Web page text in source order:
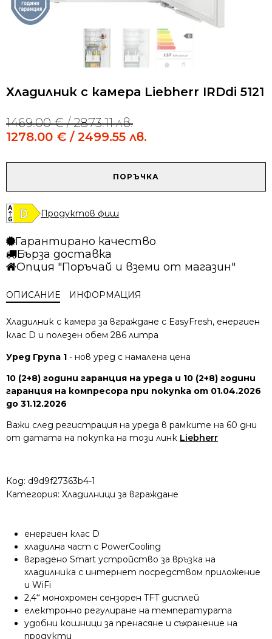
Хладилник с камера Liebherr IRDdi 5121
1469.00€/ 2873.11 лв.
Original
price
1469.00 €
1278.00 € / 2499.55 лв.
Current
price
1278.00 €
с
камера
Liebherr
IRDdi
5121
ПОРЪЧКА
Продуктов фиш
Гарантирано качество
Бърза доставка
Опция "Поръчай и вземи от магазин"
ОПИСАНИЕ ИНФОРМАЦИЯ
Хладилник с камера за вграждане с EasyFresh, енергиен
клас D и полезен обем 286 литра
Уред Група 1 - нов уред с намалена цена
10 (2+8) години гаранция на уреда и 10 (2+8) години
гаранция на компресора при покупка от 01.04.2026
до 31.12.2026
Важи след регистрация на уреда в рамките на 60 дни
от датата на покупка на този линк Liebherr
Код: d9d9f27363b4-1
Категория: Хладилници за вграждане
енергиен клас D
хладилна част с PowerCooling
вградено Smart устройство за връзка на
хладилника с интернет посредством приложение
и WiFi
2,4‘‘ монохромен сензорен TFT дисплей
електронно регулиране на температурата
удобни кошници за пренасяне и съхранение на
продукти